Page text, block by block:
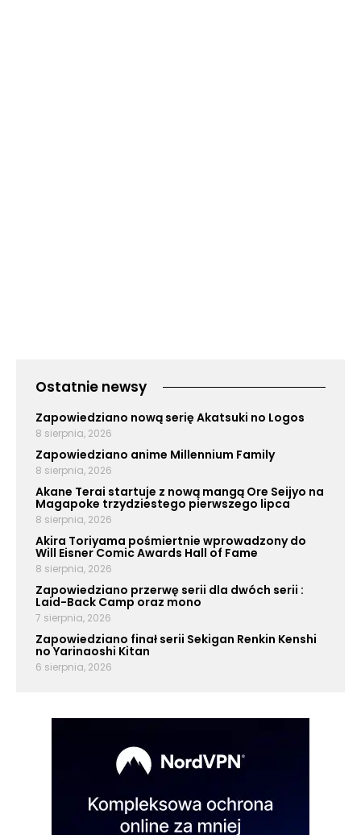
Ostatnie newsy
Zapowiedziano nową serię Akatsuki no Logos
8 sierpnia, 2026
Zapowiedziano anime Millennium Family
8 sierpnia, 2026
Akane Terai startuje z nową mangą Ore Seijyo na
Magapoke trzydziestego pierwszego lipca
8 sierpnia, 2026
Akira Toriyama pośmiertnie wprowadzony do
Will Eisner Comic Awards Hall of Fame
8 sierpnia, 2026
Zapowiedziano przerwę serii dla dwóch serii :
Laid-Back Camp oraz mono
7 sierpnia, 2026
Zapowiedziano finał serii Sekigan Renkin Kenshi
no Yarinaoshi Kitan
6 sierpnia, 2026